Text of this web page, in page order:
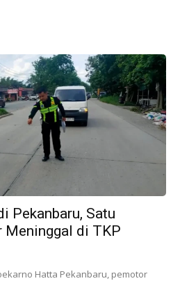
Pekanbaru, Satu
Meninggal di TKP
Hatta Pekanbaru, pemotor